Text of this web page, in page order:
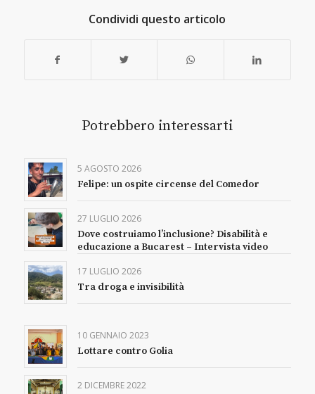
Condividi questo articolo
Potrebbero interessarti
5 AGOSTO 2026
Felipe: un ospite circense del Comedor
27 LUGLIO 2026
Dove costruiamo l’inclusione? Disabilità e
educazione a Bucarest – Intervista video
17 LUGLIO 2026
Tra droga e invisibilità
10 GENNAIO 2023
Lottare contro Golia
2 DICEMBRE 2022